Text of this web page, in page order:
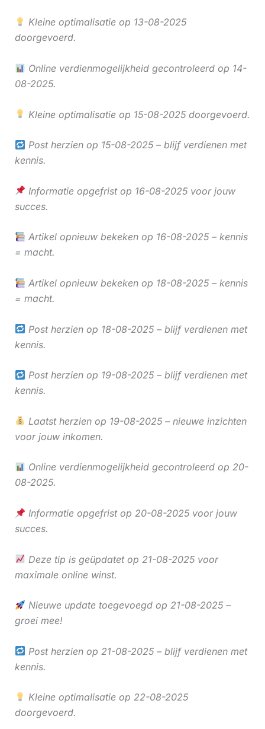
Kleine optimalisatie op 13-08-2025
doorgevoerd.
Online verdienmogelijkheid gecontroleerd op 14-
08-2025.
Kleine optimalisatie op 15-08-2025 doorgevoerd.
Post herzien op 15-08-2025 – blijf verdienen met
kennis.
Informatie opgefrist op 16-08-2025 voor jouw
succes.
Artikel opnieuw bekeken op 16-08-2025 – kennis
= macht.
Artikel opnieuw bekeken op 18-08-2025 – kennis
= macht.
Post herzien op 18-08-2025 – blijf verdienen met
kennis.
Post herzien op 19-08-2025 – blijf verdienen met
kennis.
Laatst herzien op 19-08-2025 – nieuwe inzichten
voor jouw inkomen.
Online verdienmogelijkheid gecontroleerd op 20-
08-2025.
Informatie opgefrist op 20-08-2025 voor jouw
succes.
Deze tip is geüpdatet op 21-08-2025 voor
maximale online winst.
Nieuwe update toegevoegd op 21-08-2025 –
groei mee!
Post herzien op 21-08-2025 – blijf verdienen met
kennis.
Kleine optimalisatie op 22-08-2025
doorgevoerd.